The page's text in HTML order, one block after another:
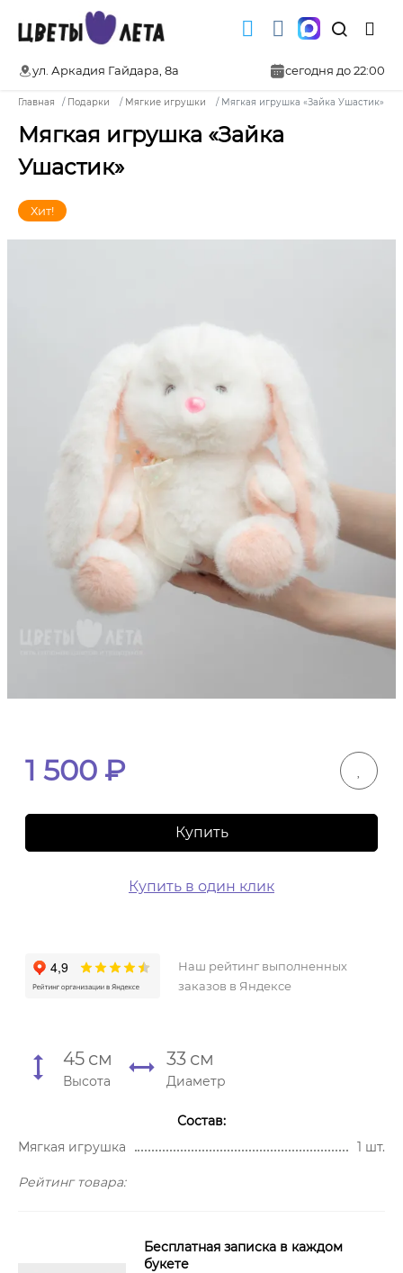
ул. Аркадия Гайдара, 8а сегодня до 22:00
Главная Подарки Мягкие игрушки Мягкая игрушка «Зайка Ушастик»
Мягкая игрушка «Зайка
Ушастик»
Хит!
1 500 ₽
Купить
Купить в один клик
Наш рейтинг выполненных
заказов в Яндексе
45 см
Высота
33 см
Диаметр
Состав:
Мягкая игрушка
1 шт.
Рейтинг товара:
Бесплатная записка в каждом
букете